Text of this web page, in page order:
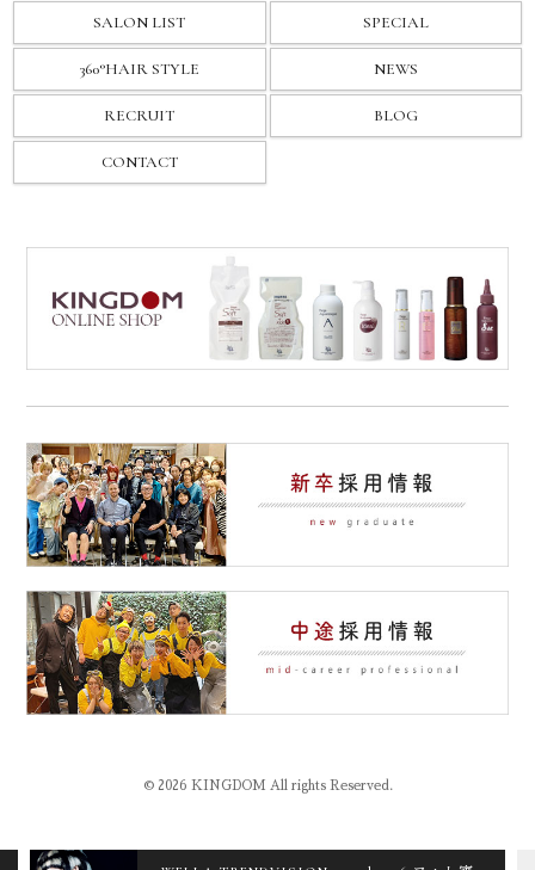
SALON LIST SPECIAL
360°HAIR STYLE NEWS
RECRUIT BLOG
CONTACT
© 2026 KINGDOM All rights Reserved.